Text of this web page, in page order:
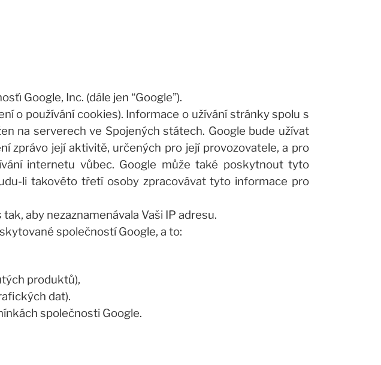
Google, Inc. (dále jen “Google”).
o používání cookies). Informace o užívání stránky spolu s
na serverech ve Spojených státech. Google bude užívat
zprávo její aktivitě, určených pro její provozovatele, a pro
internetu vůbec. Google může také poskytnout tyto
li takovéto třetí osoby zpracovávat tyto informace pro
aby nezaznamenávala Vaši IP adresu.
společností Google, a to:
produktů),
dat).
společnosti Google.